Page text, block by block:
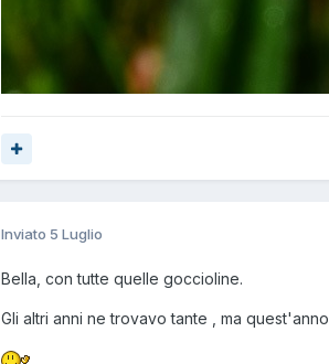
Inviato 5 Luglio
Bella, con tutte quelle goccioline.
Gli altri anni ne trovavo tante , ma quest'anno